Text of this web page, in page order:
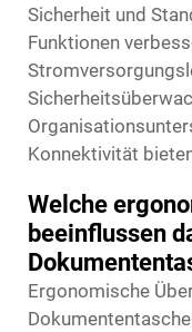
Sicherheit und
Funktionen
Konnektivität
Welche
beeinflussen
Ergonomische